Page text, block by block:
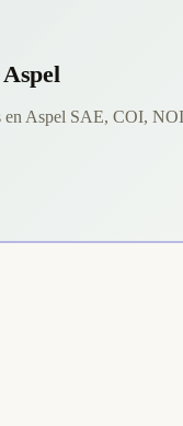
en Aspel SAE, COI,